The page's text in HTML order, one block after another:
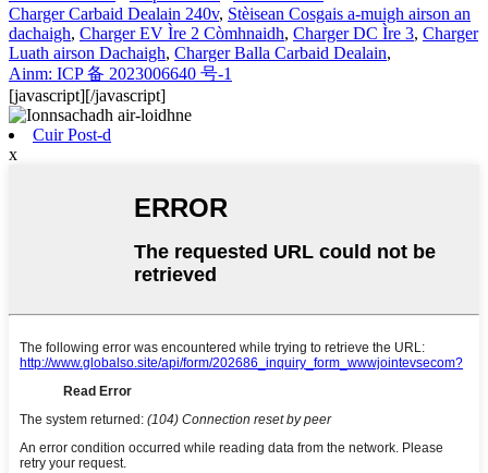
Charger Carbaid Dealain 240v, Stèisean Cosgais a-muigh airson an
dachaigh, Charger EV Ìre 2 Còmhnaidh, Charger DC Ìre 3, Charger
Luath airson Dachaigh, Charger Balla Carbaid Dealain,
Ainm: ICP 备 2023006640 号-1
[javascript][/javascript]
Cuir Post-d
x